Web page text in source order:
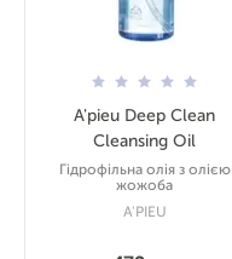
A'pieu Deep Clean
Cleansing Oil
Гідрофільна олія з олією
жожоба
A'PIEU